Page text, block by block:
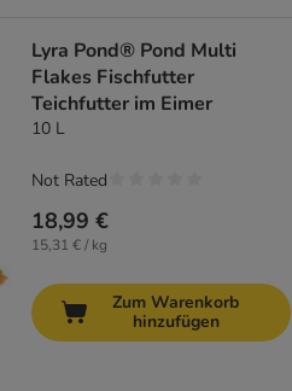
Lyra Pond® Pond Multi
Flakes Fischfutter
Teichfutter im Eimer
10 L
18,99 €
15,31 € / kg
Not Rated
Zum Warenkorb
hinzufügen